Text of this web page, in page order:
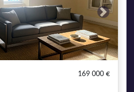
Next
169 000 €